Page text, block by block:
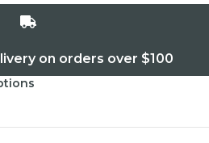
on orders over $100